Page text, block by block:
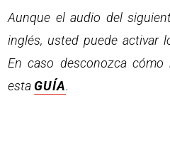
Aunque el audio del
inglés, usted puede activar
En caso desconozca cómo
esta GUÍA.